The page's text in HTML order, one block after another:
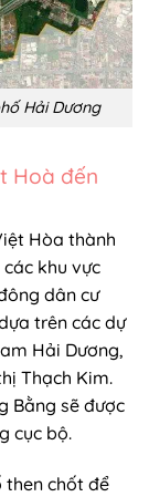
Hải Dương
Hoà đến
Hòa thành
khu vực
dân cư
trên các dự
Hải Dương,
Thạch Kim.
Bằng sẽ được
cục bộ.
then chốt để